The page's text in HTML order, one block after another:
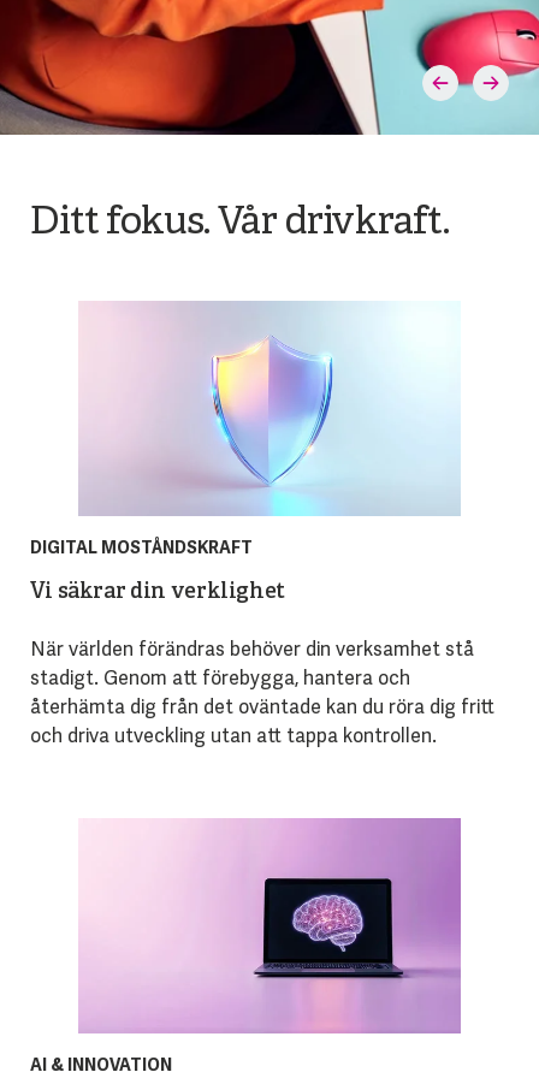
Ditt fokus. Vår drivkraft.
DIGITAL MOSTÅNDSKRAFT
Vi säkrar din verklighet
När världen förändras behöver din verksamhet stå
stadigt. Genom att förebygga, hantera och
återhämta dig från det oväntade kan du röra dig fritt
och driva utveckling utan att tappa kontrollen.
AI & INNOVATION